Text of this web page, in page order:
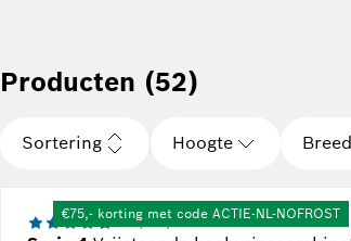
Producten (52)
Sortering Hoogte
4.7 (196)
€75,- korting met code ACTIE-NL-NOFROST